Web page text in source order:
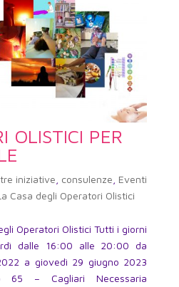
OLISTICI PER
iniziative consulenze Eventi
Casa degli Operatori Olistici
Operatori Olistici Tutti i giorni
dalle 16:00 alle 20:00 da
a giovedì 29 giugno 2023
65 – Cagliari Necessaria